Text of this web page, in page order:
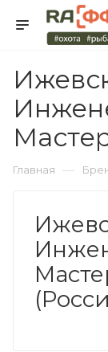
Главная —